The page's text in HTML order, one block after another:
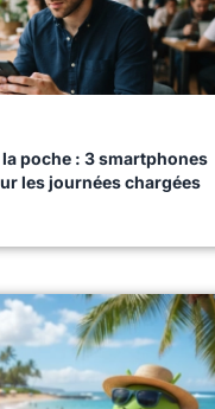
poche : 3 smartphones
les journées chargées